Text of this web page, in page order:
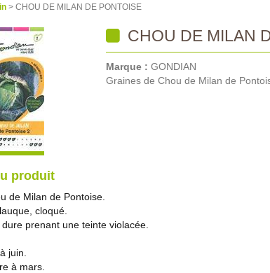
> CHOU DE MILAN DE PONTOISE
CHOU DE MILAN
Marque : GONDIAN
Graines de Chou de Milan de
produit
de Milan de Pontoise.
cloqué.
prenant une teinte violacée.
juin.
à mars.